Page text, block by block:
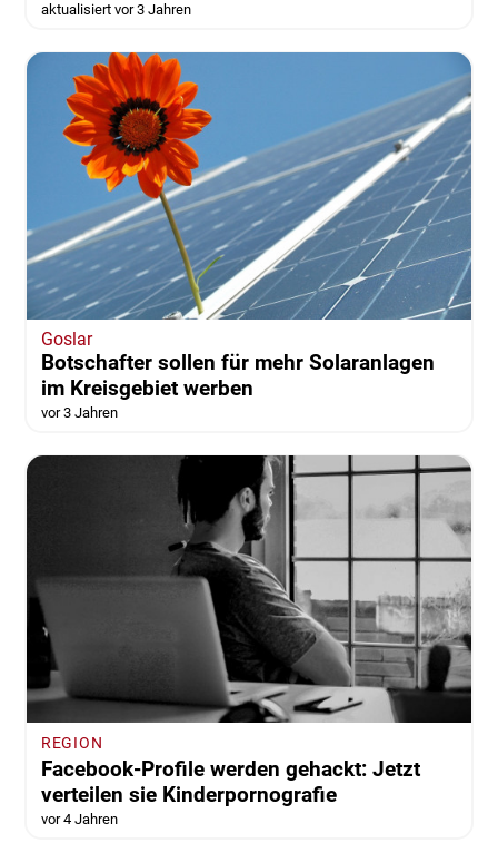
aktualisiert vor 3 Jahren
Goslar
Botschafter sollen für mehr Solaranlagen
im Kreisgebiet werben
vor 3 Jahren
REGION
Facebook-Profile werden gehackt: Jetzt
verteilen sie Kinderpornografie
vor 4 Jahren